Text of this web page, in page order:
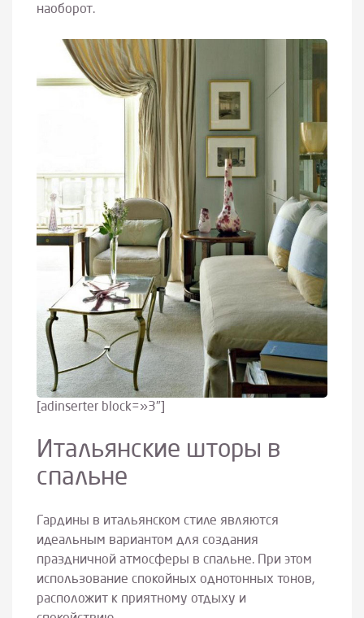
наоборот.
[adinserter block=»3″]
Итальянские шторы в
спальне
Гардины в итальянском стиле являются
идеальным вариантом для создания
праздничной атмосферы в спальне. При этом
использование спокойных однотонных тонов,
расположит к приятному отдыху и